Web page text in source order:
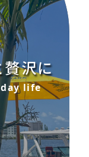
沢に
life